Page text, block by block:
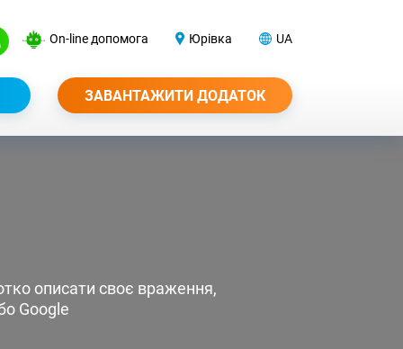
On-line допомога Юрівка UA
ЗАВАНТАЖИТИ ДОДАТОК
описати своє враження,
Google